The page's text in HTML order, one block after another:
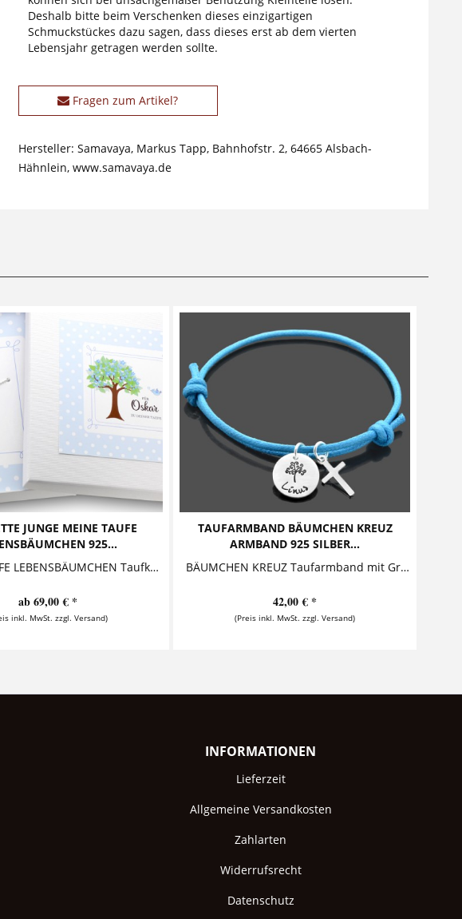
Deshalb bitte beim Verschenken dieses einzigartigen
Schmuckstückes dazu sagen, dass dieses erst ab dem vierten
Lebensjahr getragen werden sollte.
Fragen zum Artikel?
Hersteller: Samavaya, Markus Tapp, Bahnhofstr. 2, 64665 Alsbach-
Hähnlein, www.samavaya.de
JUNGE MEINE TAUFE
925...
MEINE TAUFE LEBENSBÄUMCHEN Taufkette mit Geschenkbox Diese zauberhafte Taufkette mit Gravur aus 925 Sterling Silber ist ein perfektes Geschenk zur Taufe oder Geburt, besonders schön...
ab 69,00 € *
inkl. MwSt. zzgl. Versand)
TAUFARMBAND BÄUMCHEN KREUZ
ARMBAND 925 SILBER...
BÄUMCHEN KREUZ Taufarmband mit Gravur und Kreuz Dieses niedliche Armband mit Gravur zur Taufe besteht aus einem personalisierten Anhänger, der zusammen mit einem Kreuz an einem Armband...
42,00 € *
(Preis inkl. MwSt. zzgl. Versand)
INFORMATIONEN
Lieferzeit
Allgemeine Versandkosten
Zahlarten
Widerrufsrecht
Datenschutz